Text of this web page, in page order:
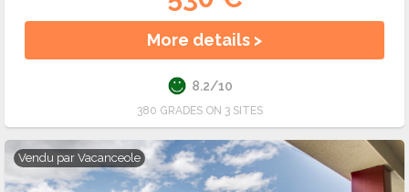
More details >
8.2/10
380 GRADES ON 3 SITES
Vendu par Vacanceole